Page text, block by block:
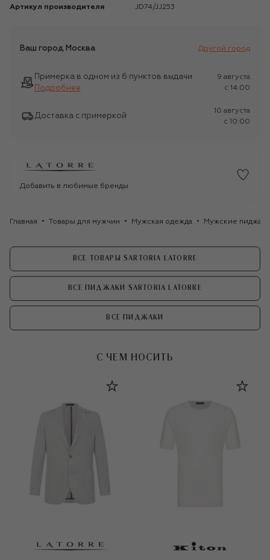
Артикул производителя JD74/JJ253
Ваш город Москва Другой город
Примерка в одном из 6 пунктов выдачи
Подробнее
9 августа
c 14:00
Доставка с примеркой
10 августа
c 10:00
Добавить в любимые бренды
Главная Товары для мужчин Мужская одежда Мужские пиджаки
ВСЕ ТОВАРЫ SARTORIA LATORRE
ВСЕ ПИДЖАКИ SARTORIA LATORRE
ВСЕ ПИДЖАКИ
С ЧЕМ НОСИТЬ